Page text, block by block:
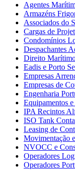
Agentes
Armazéns
Associados do
Cargas de
Condomínios
Despachantes
Direito
Eadis e Porto
Empresas
Empresas de
Engenharia
Equipamentos
IPA Recintos
ISO Tank
Leasing de
Movimentação
NVOCC e
Operadores
Operadores